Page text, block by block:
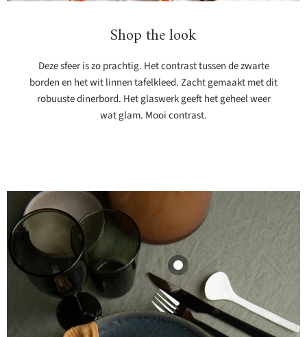
Shop the look
Deze sfeer is zo prachtig. Het contrast tussen de zwarte
borden en het wit linnen tafelkleed. Zacht gemaakt met dit
robuuste dinerbord. Het glaswerk geeft het geheel weer
wat glam. Mooi contrast.
Product
19,99
Bekijk product